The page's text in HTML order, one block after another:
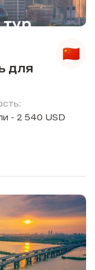
для
- 2 540 USD